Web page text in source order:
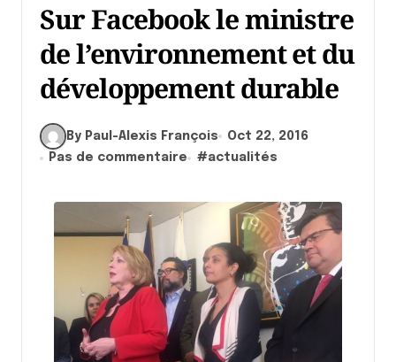
Sur Facebook le ministre
de l’environnement et du
développement durable
By Paul-Alexis François
Oct 22, 2016
Pas de commentaire
#actualités